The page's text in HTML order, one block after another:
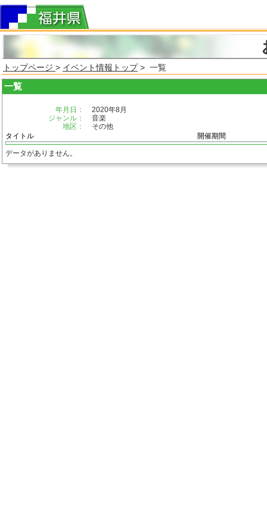
トップページ > イベント情報トップ> 一覧
一覧
年月日：
2020年8月
ジャンル：
音楽
地区：
その他
タイトル
開催期間
データがありません。